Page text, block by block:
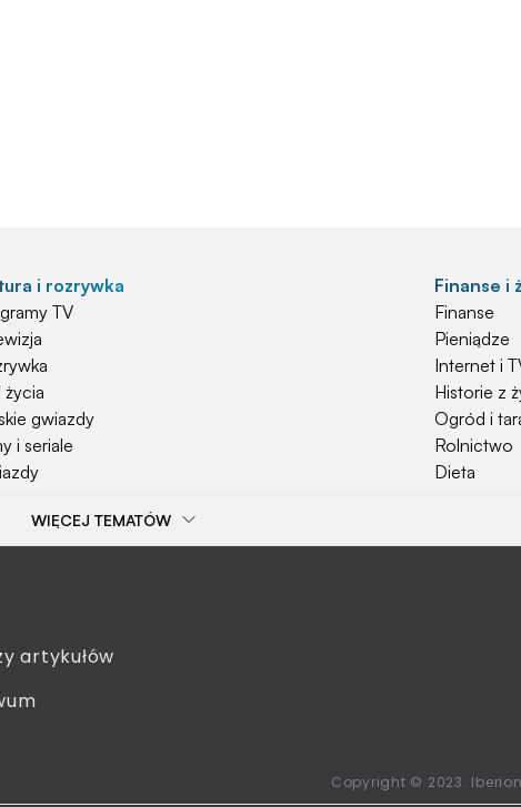
i rozrywka
TV
życia
gwiazdy
i seriale
Finanse i
Finanse
Pieniądze
Internet i
Historie z
Ogród i
Rolnictwo
Dieta
tematy
WIĘCEJ TEMATÓW
artykułów
Copyright © 2023.